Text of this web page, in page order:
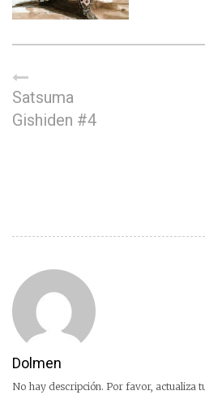
Satsuma
Gishiden #4
Dolmen
No hay descripción. Por favor, actualiza